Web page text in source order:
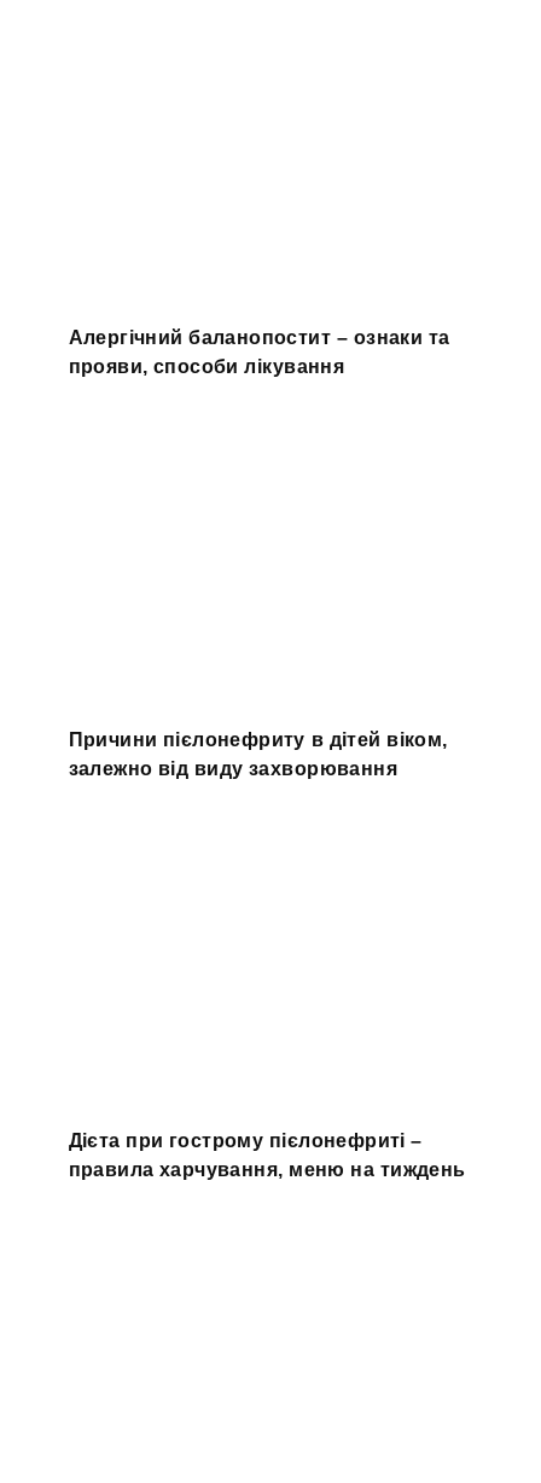
Алергічний баланопостит – ознаки та
прояви, способи лікування
Причини пієлонефриту в дітей віком,
залежно від виду захворювання
Дієта при гострому пієлонефриті –
правила харчування, меню на тиждень